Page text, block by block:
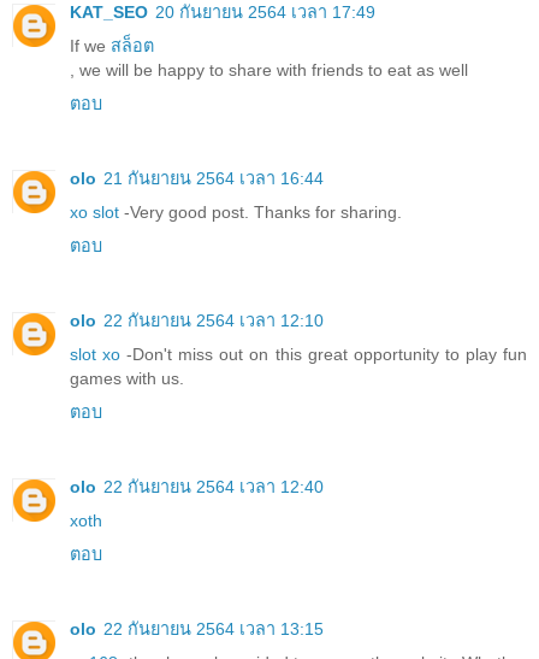
KAT_SEO 20 กันยายน 2564 เวลา 17:49
If we สล็อต
, we will be happy to share with friends to eat as well
ตอบ
olo 21 กันยายน 2564 เวลา 16:44
xo slot -Very good post. Thanks for sharing.
ตอบ
olo 22 กันยายน 2564 เวลา 12:10
slot xo -Don't miss out on this great opportunity to play fun
games with us.
ตอบ
olo 22 กันยายน 2564 เวลา 12:40
xoth
ตอบ
olo 22 กันยายน 2564 เวลา 13:15